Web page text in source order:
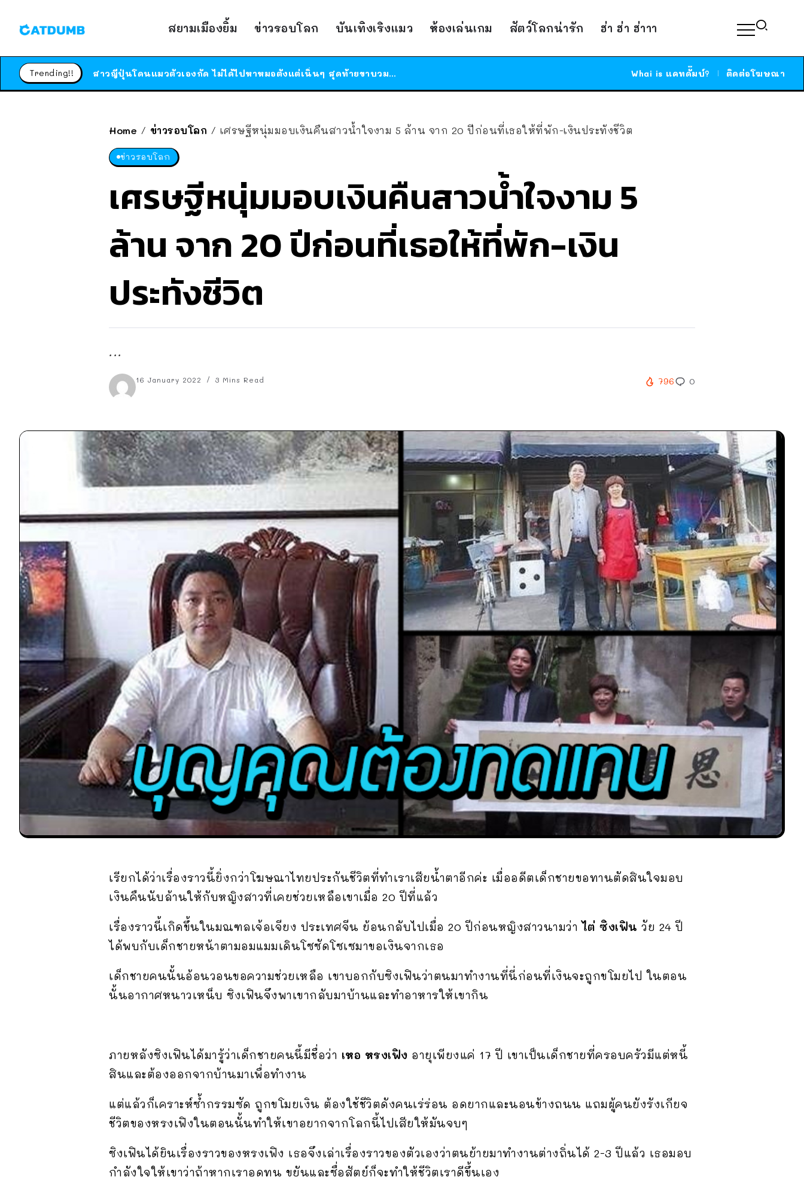
สยามเมืองยิ้ม ข่าวรอบโลก บันเทิงเริงแมว ห้องเล่นเกม สัตว์โลกน่ารัก ฮ่า ฮ่า ฮ่าาา
Trending!!
ร้านอาหารในนิวยอร์กประกาศปิดตัวลง หลังอยู่มานานกว่า 45 ปี ติดป้ายขอบคุณลูกค้าทุกคน แถมสูตรทำไวท์ซอสให้แบบจัดเต็ม
ได้เวลาเด็กหนวดรวมตัว RF Online Next เปิดให้เล่นแล้ว เกม Sci-Fi MMORPG ระดับตำนาน เล่นได้ทั้งมือถือและ PC Whai is แคทดั๊มบ์? ติดต่อโฆษณา
Home / ข่าวรอบโลก / เศรษฐีหนุ่มมอบเงินคืนสาวน้ำใจงาม 5 ล้าน จาก 20 ปีก่อนที่เธอให้ที่พัก-เงินประทังชีวิต
ข่าวรอบโลก
เศรษฐีหนุ่มมอบเงินคืนสาวน้ำใจงาม 5
ล้าน จาก 20 ปีก่อนที่เธอให้ที่พัก-เงิน
ประทังชีวิต
...
16 January 2022 3 Mins Read 796 0
เรียกได้ว่าเรื่องราวนี้ยิ่งกว่าโฆษณาไทยประกันชีวิตที่ทำเราเสียน้ำตาอีกค่ะ เมื่ออดีตเด็กชายขอทานตัดสินใจมอบ
เงินคืนนับล้านให้กับหญิงสาวที่เคยช่วยเหลือเขาเมื่อ 20 ปีที่แล้ว
เรื่องราวนี้เกิดขึ้นในมณฑลเจ้อเจียง ประเทศจีน ย้อนกลับไปเมื่อ 20 ปีก่อนหญิงสาวนามว่า ไต่ ซิงเฟิน วัย 24 ปี
ได้พบกับเด็กชายหน้าตามอมแมมเดินโซซัดโซเซมาขอเงินจากเธอ
เด็กชายคนนั้นอ้อนวอนขอความช่วยเหลือ เขาบอกกับซิงเฟินว่าตนมาทำงานที่นี่ก่อนที่เงินจะถูกขโมยไป ในตอน
นั้นอากาศหนาวเหน็บ ซิงเฟินจึงพาเขากลับมาบ้านและทำอาหารให้เขากิน
ภายหลังซิงเฟินได้มารู้ว่าเด็กชายคนนี้มีชื่อว่า เหอ หรงเฟิง อายุเพียงแค่ 17 ปี เขาเป็นเด็กชายที่ครอบครัวมีแต่หนี้
สินและต้องออกจากบ้านมาเพื่อทำงาน
แต่แล้วก็เคราะห์ซ้ำกรรมซัด ถูกขโมยเงิน ต้องใช้ชีวิตดังคนเร่ร่อน อดยากและนอนข้างถนน แถมผู้คนยังรังเกียจ
ชีวิตของหรงเฟิงในตอนนั้นทำให้เขาอยากจากโลกนี้ไปเสียให้มันจบๆ
ซิงเฟินได้ยินเรื่องราวของหรงเฟิง เธอจึงเล่าเรื่องราวของตัวเองว่าตนย้ายมาทำงานต่างถิ่นได้ 2-3 ปีแล้ว เธอมอบ
กำลังใจให้เขาว่าถ้าหากเราอดทน ขยันและซื่อสัตย์ก็จะทำให้ชีวิตเราดีขึ้นเอง